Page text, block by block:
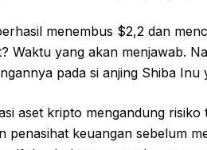
menembus $2,2 dan
Waktu yang akan menjawab.
pada si anjing Shiba Inu
aset kripto mengandung
penasihat keuangan sebelum